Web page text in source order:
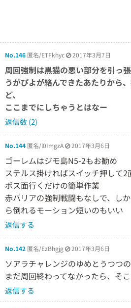
No.146 匿名/ETFkhyc 2017年3月7日
周回強制は黒猫の悪い部分を引っ張
うがぴよが絡んできたあたりから
ど、
ここまでにしちゃうとはなー
返信数 (2)
No.144 匿名/l0ImgzA 2017年3月6日
ゴーレムはジモ島N5-2もお勧め
ステルス掛ければスイッチ押して2
ボス面行くだけの簡単作業
赤バリアの強制戦闘もなしで、し
ら倒れるモーション短いのもいい
返信する
No.142 匿名/EzBhgjg 2017年3月6日
ソアラチャレンジのゆめとうつつ
まだ周回終わってなかったら、そこ
返信する